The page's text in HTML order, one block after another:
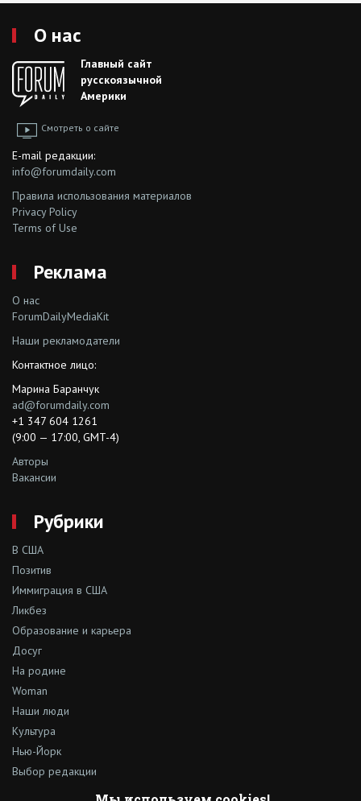
О нас
Главный сайт
русскоязычной
Америки
Смотреть о сайте
E-mail редакции:
info@forumdaily.com
Правила использования материалов
Privacy Policy
Terms of Use
Реклама
О нас
ForumDailyMediaKit
Наши рекламодатели
Контактное лицо:
Марина Баранчук
ad@forumdaily.com
+1 347 604 1261
(9:00 — 17:00, GMT-4)
Авторы
Вакансии
Рубрики
В США
Позитив
Иммиграция в США
Ликбез
Образование и карьера
Досуг
На родине
Woman
Наши люди
Культура
Нью-Йорк
Выбор редакции